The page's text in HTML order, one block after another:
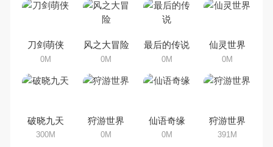
色手机游戏有哪些呢？游戏今天，
乐途下载站小编芒果味的怪咖给大
集，欢迎大家前来选择下载体验
刀剑萌侠
0M
风之大冒险
0M
最后的传说
0M
仙灵世界
0M
破晓九天
300M
狩游世界
0M
仙语奇缘
0M
狩游世界
391M